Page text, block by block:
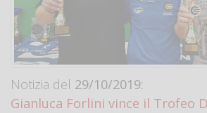
Notizia del 29/10/2019:
Gianluca Forlini vince il Trofeo